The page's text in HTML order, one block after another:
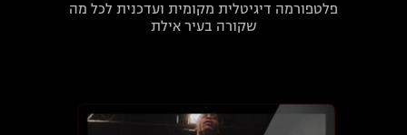
פלטפורמה דיגיטלית מקומית ועדכנית לכל מה
שקורה בעיר אילת